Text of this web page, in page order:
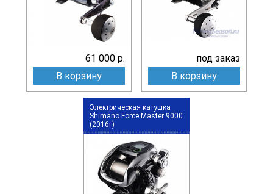
61 000 р.
В корзину
под заказ
В корзину
Электрическая катушка
Shimano Force Master 9000
(2016г)